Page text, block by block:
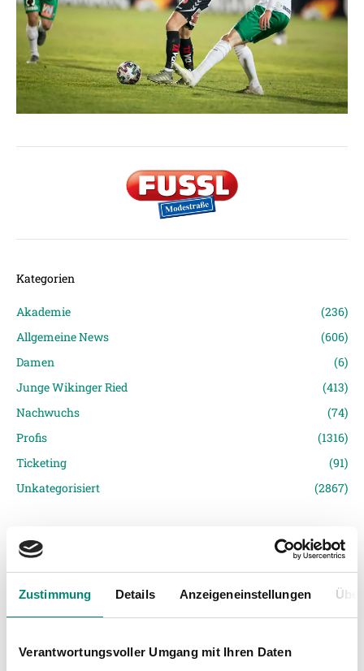
Zustimmung Details Anzeigeneinstellungen
Verantwortungsvoller Umgang mit Ihren Daten
Kategorien
Akademie
(236)
Allgemeine News
(606)
Damen
(6)
Junge Wikinger Ried
(413)
Nachwuchs
(74)
Profis
(1316)
Ticketing
(91)
Unkategorisiert
(2867)
Fanfahrt nach Amstetten